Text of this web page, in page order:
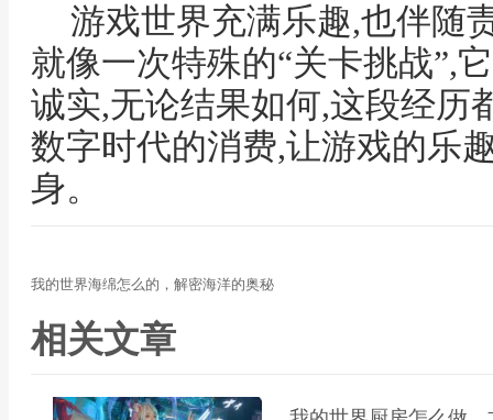
游戏世界充满乐趣,也伴随
就像一次特殊的“关卡挑战”,
诚实,无论结果如何,这段经历
数字时代的消费,让游戏的乐
身。
我的世界海绵怎么的，解密海洋的奥秘
相关文章